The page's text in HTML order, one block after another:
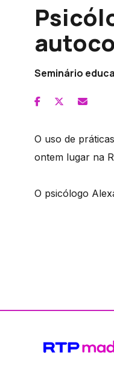
Seminário
O uso de
ontem lugar na
O psicólogo